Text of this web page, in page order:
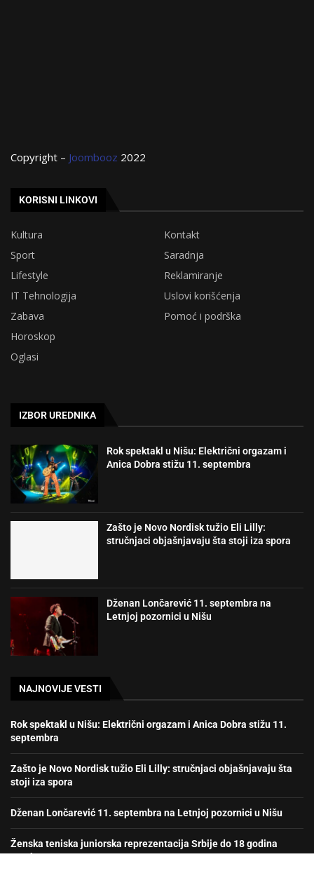
Copyright – Joombooz 2022
KORISNI LINKOVI
Kultura
Kontakt
Sport
Saradnja
Lifestyle
Reklamiranje
IT Tehnologija
Uslovi korišćenja
Zabava
Pomoć i podrška
Horoskop
Oglasi
IZBOR UREDNIKA
Rok spektakl u Nišu: Električni orgazam i
Anica Dobra stižu 11. septembra
Zašto je Novo Nordisk tužio Eli Lilly:
stručnjaci objašnjavaju šta stoji iza spora
Dženan Lončarević 11. septembra na
Letnjoj pozornici u Nišu
NAJNOVIJE VESTI
Rok spektakl u Nišu: Električni orgazam i Anica Dobra stižu 11.
septembra
Zašto je Novo Nordisk tužio Eli Lilly: stručnjaci objašnjavaju šta
stoji iza spora
Dženan Lončarević 11. septembra na Letnjoj pozornici u Nišu
Ženska teniska juniorska reprezentacija Srbije do 18 godina
prvak Evrope!